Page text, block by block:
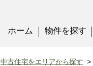
ホーム 物件を探す
中古住宅をエリアから探す